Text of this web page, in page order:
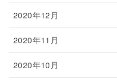
2020年12月
2020年11月
2020年10月